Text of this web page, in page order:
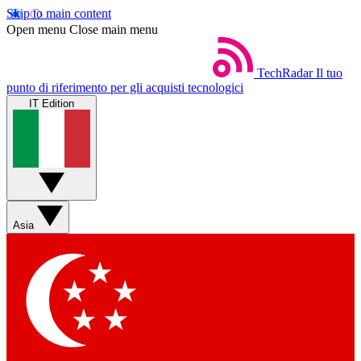
Skip to main content
Open menu Close main menu
TechRadar Il tuo
punto di riferimento per gli acquisti tecnologici
IT Edition
Asia